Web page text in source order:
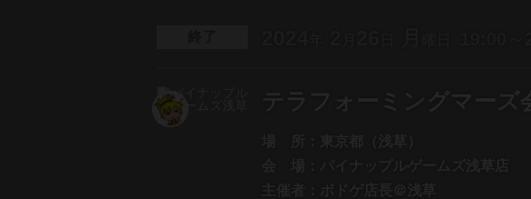
テラフォーミングマーズ会
場 所：
東京都（浅草）
会 場：
パイナップルゲームズ浅草店
主催者：
ボドゲ店長＠浅草